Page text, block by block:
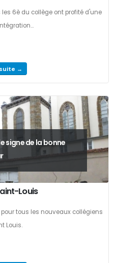
6è du collège ont profité d'une
→
signe de la bonne
Louis
tous les nouveaux collégiens
Louis.